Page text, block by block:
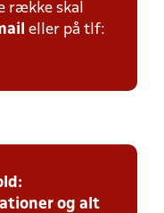
række skal
eller på tlf:
og alt